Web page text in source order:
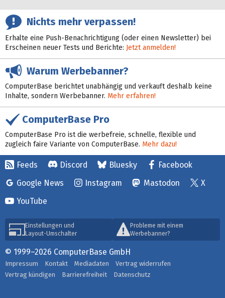
Nichts mehr verpassen!
Erhalte eine Push-Benachrichtigung (oder einen Newsletter) bei
Erscheinen neuer Tests und Berichte: Jetzt anmelden!
Warum Werbebanner?
ComputerBase berichtet unabhängig und verkauft deshalb keine
Inhalte, sondern Werbebanner. Mehr erfahren!
ComputerBase Pro
ComputerBase Pro ist die werbefreie, schnelle, flexible und
zugleich faire Variante von ComputerBase. Mehr dazu!
Feeds Discord Bluesky
Facebook
Google News
Instagram Mastodon
X
YouTube
Einstellungen und
Layout-Umschalter
Probleme mit einem
Werbebanner?
© 1999–2026 ComputerBase GmbH
Impressum Kontakt Mediadaten
Vertrag widerrufen
Vertrag kündigen
Barrierefreiheit Datenschutz